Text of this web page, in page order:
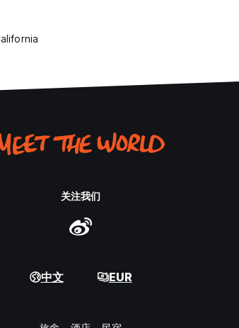
关注我们
中文 EUR